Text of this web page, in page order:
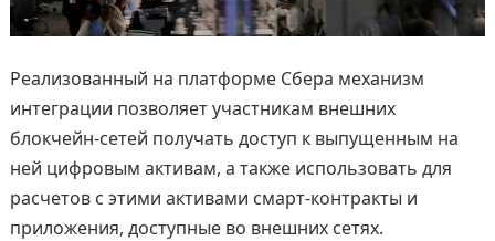
Реализованный на платформе Сбера механизм
интеграции позволяет участникам внешних
блокчейн-сетей получать доступ к выпущенным на
ней цифровым активам, а также использовать для
расчетов с этими активами смарт-контракты и
приложения, доступные во внешних сетях.